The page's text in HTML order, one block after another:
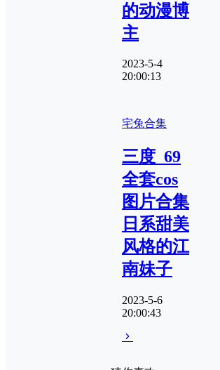
的动漫博
主
2023-5-4
20:00:13
宅兔合集
三度_69
全套cos
图片合集
日系甜美
风格的江
南妹子
2023-5-6
20:00:43